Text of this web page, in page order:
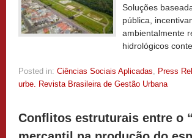
Soluções
pública,
ambientalmente
hidrológicos
Posted in: Ciências Sociais Aplicadas, Press
urbe. Revista Brasileira de Gestão Urbana
Conflitos estruturais entre o